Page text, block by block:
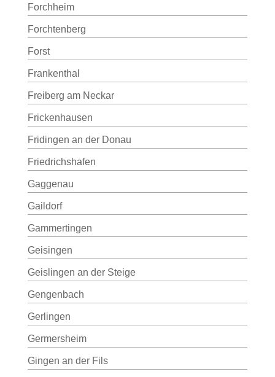
Forchheim
Forchtenberg
Forst
Frankenthal
Freiberg am Neckar
Frickenhausen
Fridingen an der Donau
Friedrichshafen
Gaggenau
Gaildorf
Gammertingen
Geisingen
Geislingen an der Steige
Gengenbach
Gerlingen
Germersheim
Gingen an der Fils